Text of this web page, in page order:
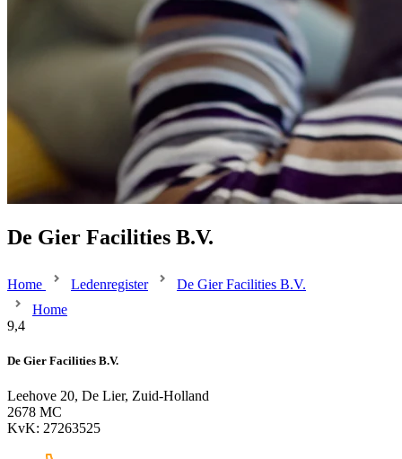
De Gier Facilities B.V.
Home Ledenregister
De Gier Facilities B.V.
Home
9,4
De Gier Facilities B.V.
Leehove 20, De Lier, Zuid-Holland
2678 MC
KvK: 27263525